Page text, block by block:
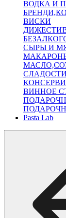
ВОДКА И
ВИСКИ
СЫРЫ И
ВИННОЕ
Pasta Lab